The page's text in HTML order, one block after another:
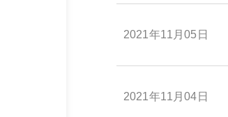
2021年11月05日
2021年11月04日